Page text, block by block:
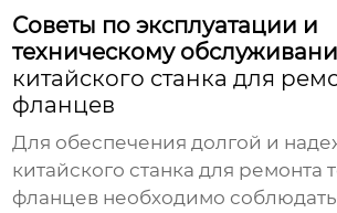
Советы по эксплуатации и
техническому
китайского станка для
фланцев
Для обеспечения долгой и
китайского станка для ремонта
фланцев необходимо